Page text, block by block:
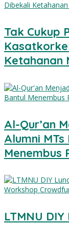
Tak Cukup
Ketahanan
Al-Qur’an
Alumni
Menembus
LTMNU